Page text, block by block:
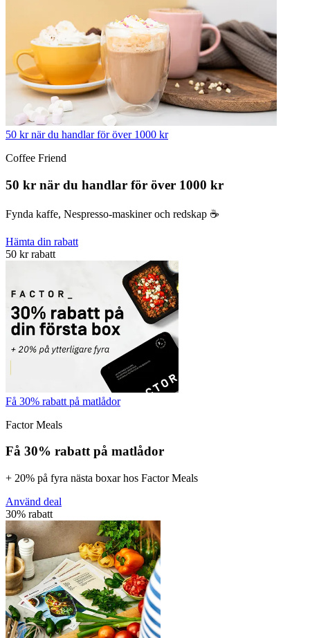
50 kr när du handlar för över 1000 kr
Coffee Friend
50 kr när du handlar för över 1000 kr
Fynda kaffe, Nespresso-maskiner och redskap ☕️
Hämta din rabatt
50 kr rabatt
Få 30% rabatt på matlådor
Factor Meals
Få 30% rabatt på matlådor
+ 20% på fyra nästa boxar hos Factor Meals
Använd deal
30% rabatt